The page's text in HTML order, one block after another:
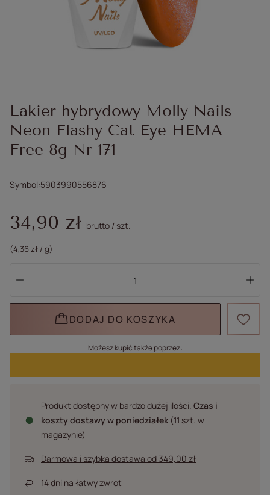
Lakier hybrydowy Molly Nails
Neon Flashy Cat Eye HEMA
Free 8g Nr 171
Symbol 5903990556876
34,90 zł brutto /szt.
(4,36 zł / g)
DODAJ DO KOSZYKA
Możesz kupić także poprzez:
Produkt dostępny w bardzo dużej ilości Czas i
koszty dostawyw poniedziałek (11 szt. w
magazynie)
Darmowa i szybka dostawa od 349,00 zł
14dni na łatwy zwrot